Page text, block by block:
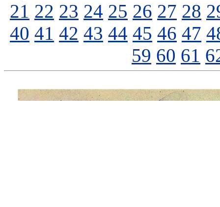
21 22 23 24 25 26 27 28
40 41 42 43 44 45 46 47
59 60 61